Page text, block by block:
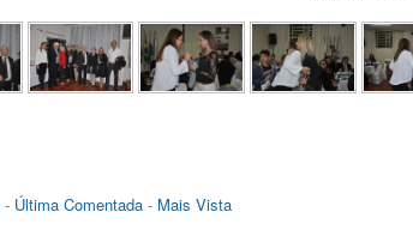
- Última Comentada- Mais Vista